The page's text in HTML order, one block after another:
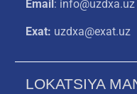
Email:
Exat: uzdxa@exat.uz
LOKATSIYA